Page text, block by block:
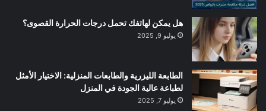
هل يمكن لهاتفك تحمل درجات الحرارة القصوى؟
يوليو 9, 2025
الطابعة الليزرية والطابعات المنزلية: الاختيار الأمثل
لطباعة عالية الجودة في المنزل
يوليو 7, 2025